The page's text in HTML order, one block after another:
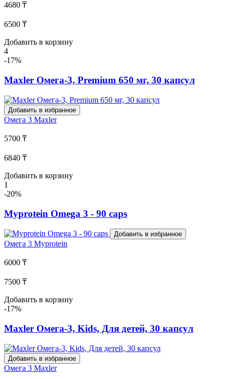
4680 ₸
6500 ₸
Добавить в корзину
4
-17%
Maxler Омега-3, Premium 650 мг, 30 капсул
Добавить в избранное
Омега 3 Maxler
5700 ₸
6840 ₸
Добавить в корзину
1
-20%
Myprotein Omega 3 - 90 caps
Добавить в избранное
Омега 3 Myprotein
6000 ₸
7500 ₸
Добавить в корзину
-17%
Maxler Омега-3, Kids, Для детей, 30 капсул
Добавить в избранное
Омега 3 Maxler